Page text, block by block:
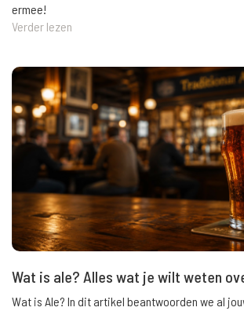
ermee!
Verder lezen
Wat is ale? Alles wat je wilt weten
Wat is Ale? In dit artikel beantwoorden we al